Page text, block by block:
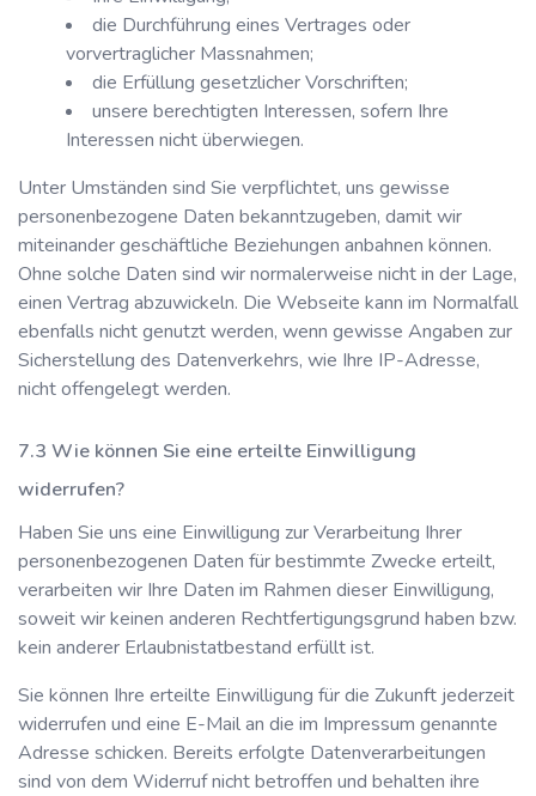
die Durchführung eines Vertrages oder
vorvertraglicher Massnahmen;
die Erfüllung gesetzlicher Vorschriften;
unsere berechtigten Interessen, sofern Ihre
Interessen nicht überwiegen.
Unter Umständen sind Sie verpflichtet, uns gewisse
personenbezogene Daten bekanntzugeben, damit wir
miteinander geschäftliche Beziehungen anbahnen können.
Ohne solche Daten sind wir normalerweise nicht in der Lage,
einen Vertrag abzuwickeln. Die Webseite kann im Normalfall
ebenfalls nicht genutzt werden, wenn gewisse Angaben zur
Sicherstellung des Datenverkehrs, wie Ihre IP-Adresse,
nicht offengelegt werden.
Wie können Sie eine erteilte Einwilligung
widerrufen?
Haben Sie uns eine Einwilligung zur Verarbeitung Ihrer
personenbezogenen Daten für bestimmte Zwecke erteilt,
verarbeiten wir Ihre Daten im Rahmen dieser Einwilligung,
soweit wir keinen anderen Rechtfertigungsgrund haben bzw.
kein anderer Erlaubnistatbestand erfüllt ist.
Sie können Ihre erteilte Einwilligung für die Zukunft jederzeit
widerrufen und eine E-Mail an die im Impressum genannte
Adresse schicken. Bereits erfolgte Datenverarbeitungen
sind von dem Widerruf nicht betroffen und behalten ihre